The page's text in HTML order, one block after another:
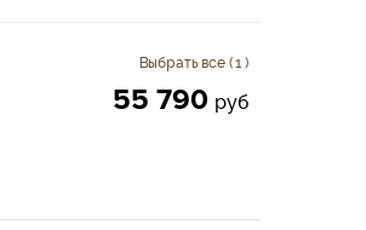
Выбрать все ( 1 )
55 790 руб